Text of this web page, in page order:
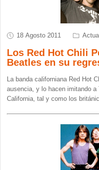
18 Agosto 2011
Los Red Hot Chili
Beatles en su
La banda californiana Red Hot
ausencia, y lo hacen imitando
California, tal y como los